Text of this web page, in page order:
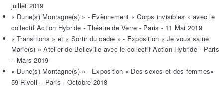
juillet 2019
« Dune(s) Montagne(s) » - Evènnement « Corps invisibles » avec le
collectif Action Hybride - Théatre de Verre - Paris - 11 Mai 2019
« Transitions » et « Sortir du cadre » - Exposition « Je vous salue
Marie(s) » Atelier de Belleville avec le collectif Action Hybride - Paris
– Mars 2019
« Dune(s) Montagne(s) » - Exposition « Des sexes et des femmes»
59 Rivoli – Paris - Octobre 2018